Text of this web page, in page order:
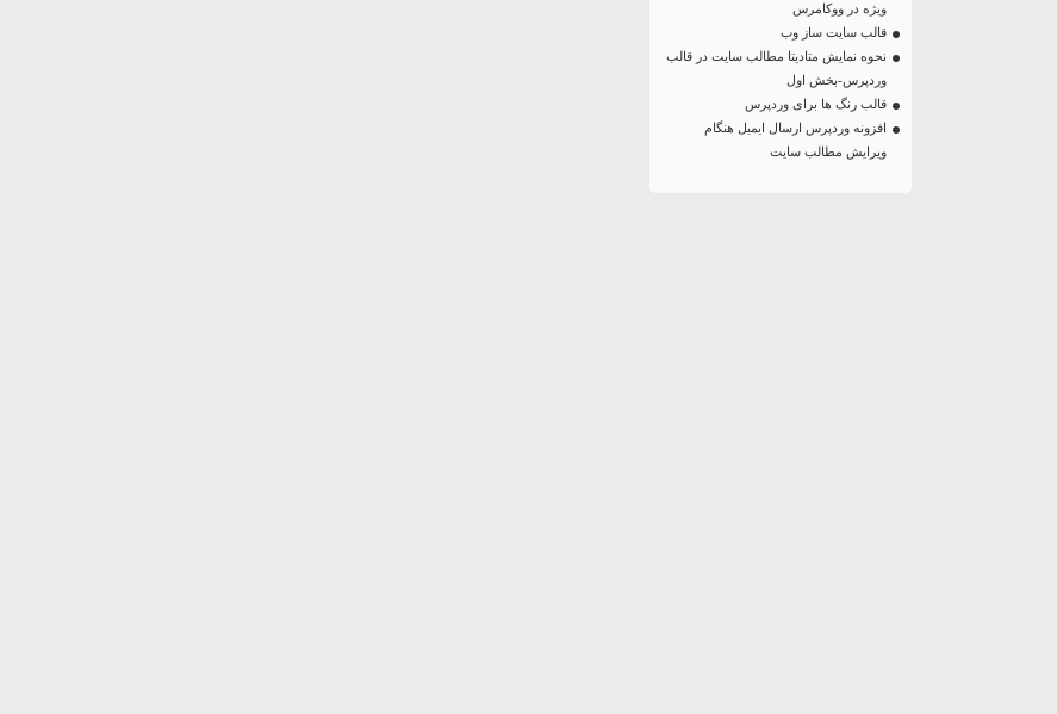
ویژه در ووکامرس
قالب سایت ساز وب
نحوه نمایش متادیتا مطالب سایت در قالب
وردپرس-بخش اول
قالب رنگ ها برای وردپرس
افزونه وردپرس ارسال ایمیل هنگام
ویرایش مطالب سایت